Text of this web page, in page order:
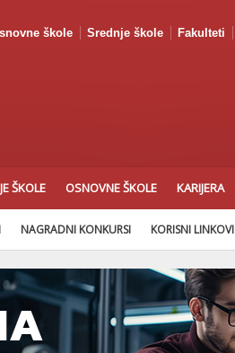
škole Srednje škole Fakulteti
ŠKOLE OSNOVNE ŠKOLE KARIJERA
NAGRADNI KONKURSI KORISNI LINKOVI